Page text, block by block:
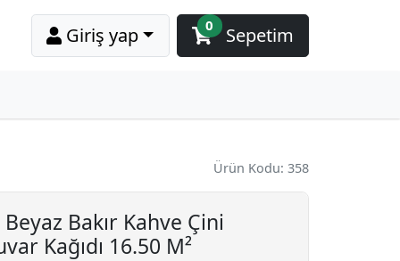
Giriş yap Sepetim
0
Ürün Kodu: 358
Bakır Kahve Çini
Kağıdı 16.50 M²